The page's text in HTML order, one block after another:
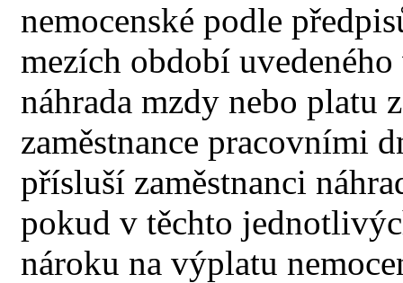
nemocenské podle
mezích období
náhrada mzdy nebo platu
zaměstnance pracovními
přísluší zaměstnanci
pokud v těchto
nároku na výplatu